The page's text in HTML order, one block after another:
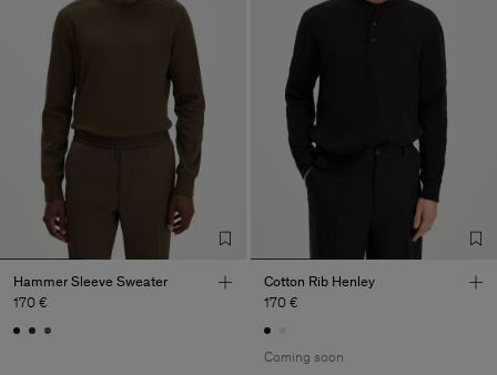
Hammer Sleeve Sweater
170 €
Cotton Rib Henley
170 €
Coming soon